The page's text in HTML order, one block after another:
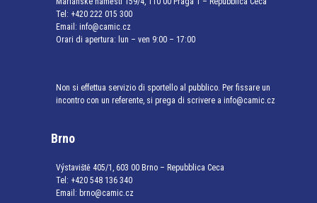
Tel: +420 222 015 300
Email: info@camic.cz
Orari di apertura: lun – ven 9:00 – 17:00
Non si effettua servizio di sportello al pubblico. Per fissare un
incontro con un referente, si prega di scrivere a info@camic.cz
Brno
Výstaviště 405/1, 603 00 Brno – Repubblica Ceca
Tel: +420 548 136 340
Email: brno@camic.cz